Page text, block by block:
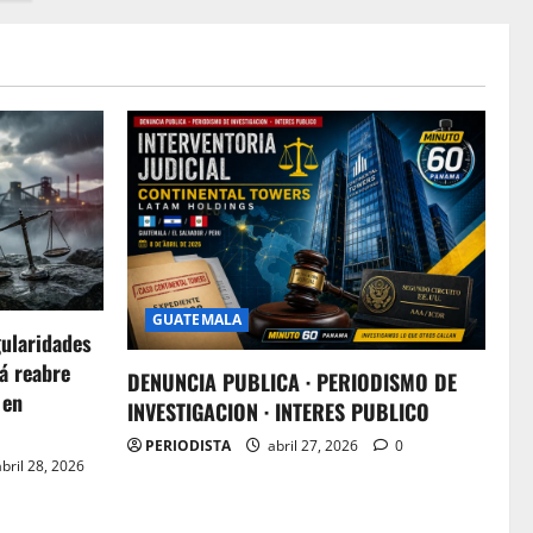
reabre
28, 2026
GUATEMALA
DENUNCIA PUBLICA · PERIODISMO DE
INVESTIGACION · INTERES PUBLICO
PERIODISTA abril 27, 2026 0